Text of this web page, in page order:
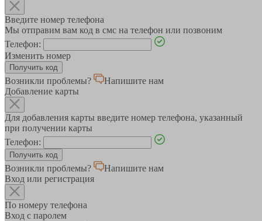
Введите номер телефона
Мы отправим вам код в смс на телефон или позвоним
Телефон:
Изменить номер
Возникли проблемы?
Напишите нам
Добавление карты
Для добавления карты введите номер телефона, указанный
при получении карты
Телефон:
Возникли проблемы?
Напишите нам
Вход или регистрация
По номеру телефона
Вход с паролем